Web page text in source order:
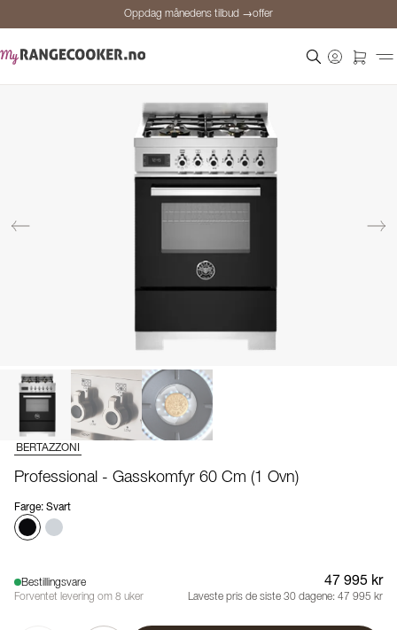
Oppdag månedens tilbud →offer
Personlig rådgivning
Oppdag månedens tilbud →offer
BERTAZZONI
Professional - Gasskomfyr 60 Cm (1 Ovn)
Farge: Svart
Bestillingsvare
Forventet levering om 8 uker
47 995 kr
Laveste pris de siste 30 dagene: 47 995 kr